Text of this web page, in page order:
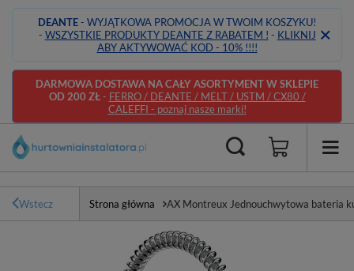
DEANTE- WYJĄTKOWA PROMOCJA W TWOIM KOSZYKU!
- WSZYSTKIE PRODUKTY DEANTE Z RABATEM ! - KLIKNIJ
ABY AKTYWOWAĆ KOD - 10% !!!!
DARMOWA DOSTAWA NA CAŁY ASORTYMENT W SKLEPIE
OD 200 ZŁ- FERRO / DEANTE / MELT / USTM / CX80 /
CALEFFI - poznaj nasze marki!
Wstecz Strona główna AX Montreux Jednouchwytowa bateria